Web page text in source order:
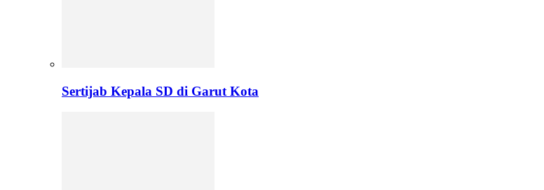
Sertijab Kepala SD di Garut Kota